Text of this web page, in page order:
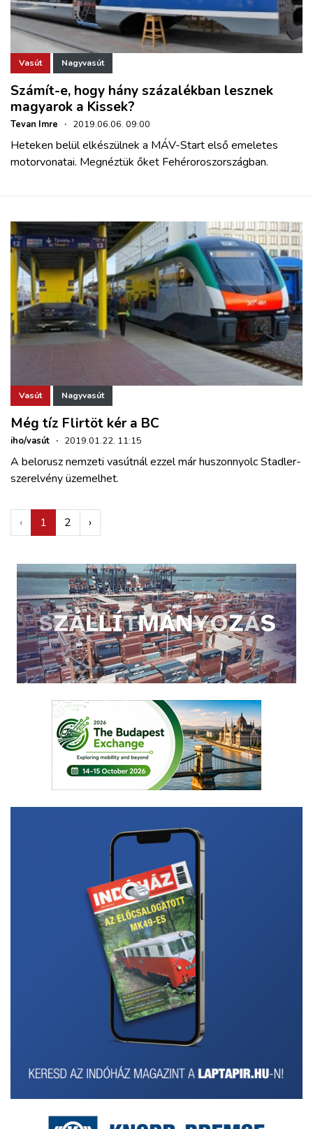
Vasút Nagyvasút
Számít-e, hogy hány százalékban lesznek
magyarok a Kissek?
Tevan Imre · 2019.06.06. 09:00
Heteken belül elkészülnek a MÁV-Start első emeletes
motorvonatai. Megnéztük őket Fehéroroszországban.
Vasút Nagyvasút
Még tíz Flirtöt kér a BC
iho/vasút · 2019.01.22. 11:15
A belorusz nemzeti vasútnál ezzel már huszonnyolc Stadler-
szerelvény üzemelhet.
‹ 1 2 ›